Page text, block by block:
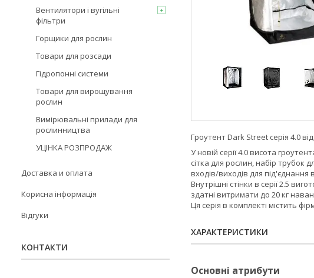
Гроутент Dark Street серія 4.0
У новій серії 4.0 висота
сітка для рослин, набір трубок
входів/виходів для
Внутрішні стінки в серії 2.5
здатні витримати до 20 кг
Ця серія в комплекті містить
ХАРАКТЕРИСТИКИ
Основні атрибути
Вентилятори і вугільні
фільтри
Горщики для рослин
Товари для розсади
Гідропонні системи
Товари для вирощування
рослин
Вимірювальні прилади для
рослинництва
УЦІНКА РОЗПРОДАЖ
Доставка и оплата
Корисна інформація
Відгуки
КОНТАКТИ